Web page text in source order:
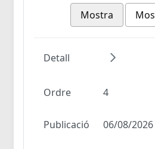
Mostra
Detall
Ordre 4
Publicació 06/08/2026